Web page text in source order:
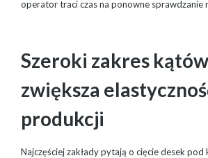
operator traci czas na ponowne sprawdzanie
Szeroki zakres kątów
zwiększa
produkcji
Najczęściej zakłady pytają o cięcie desek